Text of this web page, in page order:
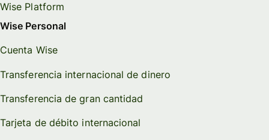
Wise Platform
Wise Personal
Cuenta Wise
Transferencia internacional de dinero
Transferencia de gran cantidad
Tarjeta de débito internacional